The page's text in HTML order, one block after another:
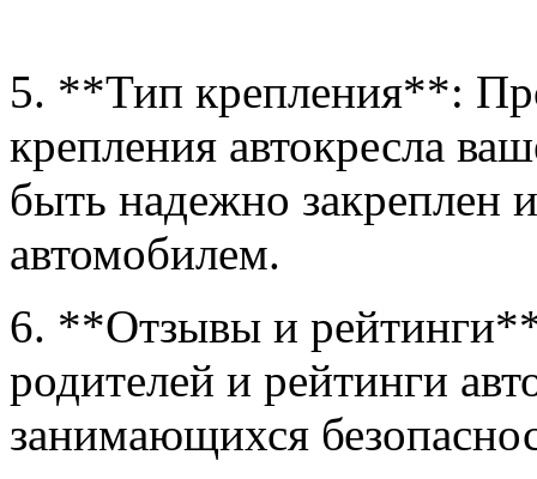
5. **Тип крепления**:
крепления автокресла
быть надежно закреплен
автомобилем.
6. **Отзывы и
родителей и рейтинги
занимающихся